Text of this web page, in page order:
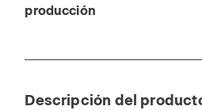
producción
Descripción del